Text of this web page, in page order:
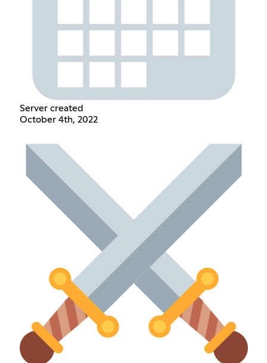
Server created
October 4th, 2022